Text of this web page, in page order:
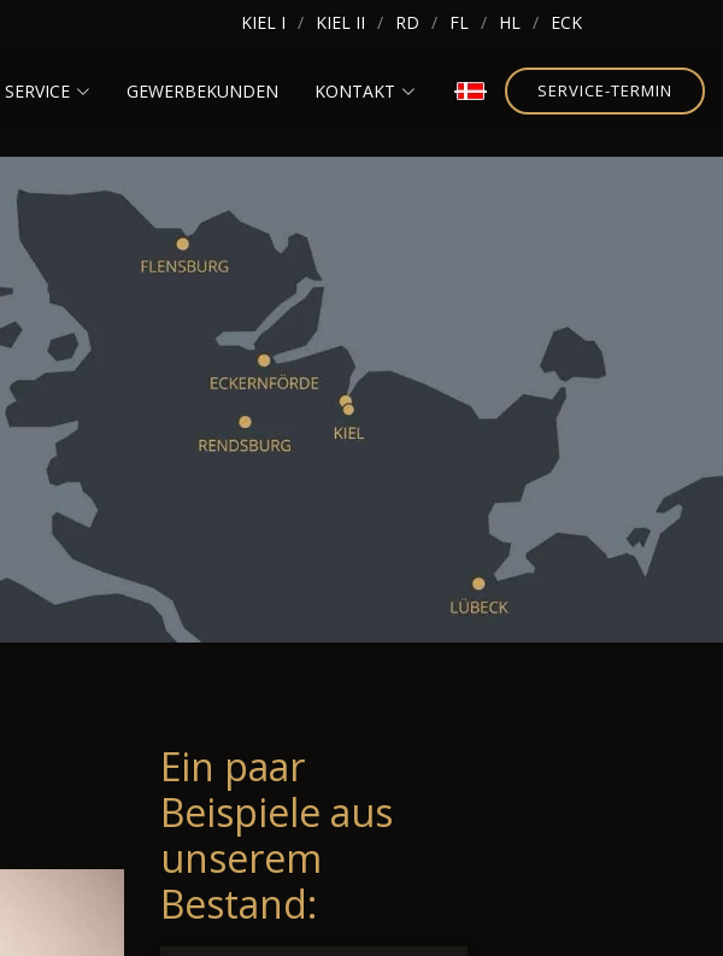
KIEL I KIEL II RD FL HL ECK
SERVICE GEWERBEKUNDEN KONTAKT SERVICE-TERMIN
Ein paar
Beispiele aus
unserem
Bestand: